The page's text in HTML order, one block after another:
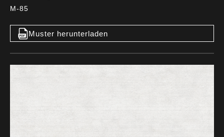
M-85
Muster herunterladen